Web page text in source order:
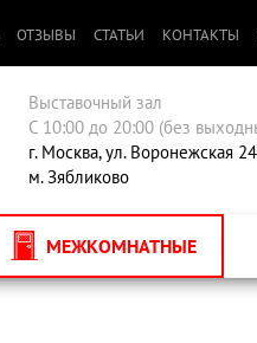
ОТЗЫВЫ СТАТЬИ КОНТАКТЫ
Выставочный зал
С 10:00 до 20:00 (без
г. Москва, ул. Воронежская
м. Зябликово
МЕЖКОМНАТНЫЕ